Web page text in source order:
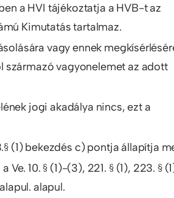
a HVI tájékoztatja a HVB-t az
Kimutatás tartalmaz.
vagy ennek
vagyonelemet az adott
jogi akadálya nincs, ezt a
(1) bekezdés c) pontja állapítja
10. § (1)-(3), 221. § (1), 223. §
alapul.